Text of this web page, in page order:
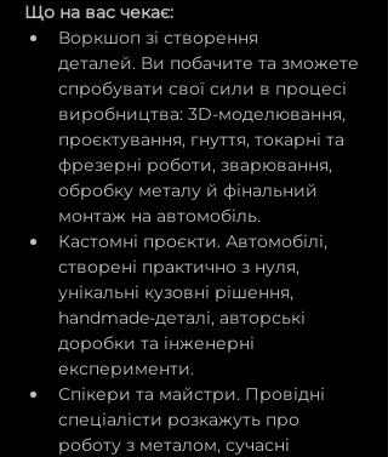
Що на вас чекає:
Воркшоп зі створення
деталей. Ви побачите та зможете
спробувати свої сили в процесі
виробництва: 3D-моделювання,
проєктування, гнуття, токарні та
фрезерні роботи, зварювання,
обробку металу й фінальний
монтаж на автомобіль.
Кастомні проєкти. Автомобілі,
створені практично з нуля,
унікальні кузовні рішення,
handmade-деталі, авторські
доробки та інженерні
експерименти.
Спікери та майстри. Провідні
спеціалісти розкажуть про
роботу з металом, сучасні